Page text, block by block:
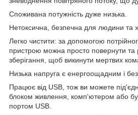
Споживана потужність дуже низька.
Нетоксична, безпечна для людини та
Легко чистити: за допомогою
пристрою можна просто повернути та
зберігання, щоб викинути мертвих
Низька напруга є енергоощадним і
Працює від USB, тож ви можете
блоком живлення, комп'ютером або
портом USB.